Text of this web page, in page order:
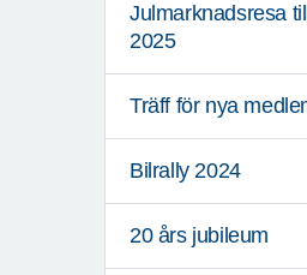
Julmarknadsresa
2025
Träff för nya
Bilrally 2024
20 års jubileum